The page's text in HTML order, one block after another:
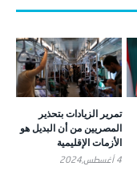
تمرير الزيادات بتحذير
المصريين من أن البديل هو
الأزمات الإقليمية
4 أغسطس,2024